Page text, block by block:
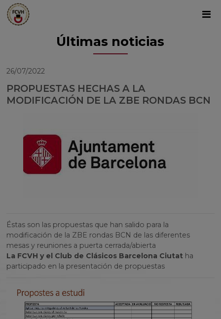
Últimas noticias
26/07/2022
PROPUESTAS HECHAS A LA
MODIFICACIÓN DE LA ZBE RONDAS BCN
Éstas son las propuestas que han salido para la
modificación de la ZBE rondas BCN de las diferentes
mesas y reuniones a puerta cerrada/abierta
La FCVH y el Club de Clásicos Barcelona Ciutat ha
participado en la presentación de propuestas